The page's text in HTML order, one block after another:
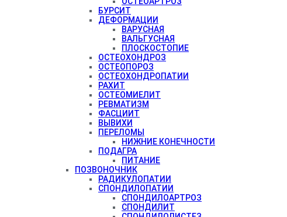
БУРСИТ
ДЕФОРМАЦИИ
ВАРУСНАЯ
ВАЛЬГУСНАЯ
ПЛОСКОСТОПИЕ
ОСТЕОХОНДРОЗ
ОСТЕОПОРОЗ
ОСТЕОХОНДРОПАТИИ
РАХИТ
ОСТЕОМИЕЛИТ
РЕВМАТИЗМ
ФАСЦИИТ
ВЫВИХИ
ПЕРЕЛОМЫ
НИЖНИЕ КОНЕЧНОСТИ
ПОДАГРА
ПИТАНИЕ
ПОЗВОНОЧНИК
РАДИКУЛОПАТИИ
СПОНДИЛОПАТИИ
СПОНДИЛОАРТРОЗ
СПОНДИЛИТ